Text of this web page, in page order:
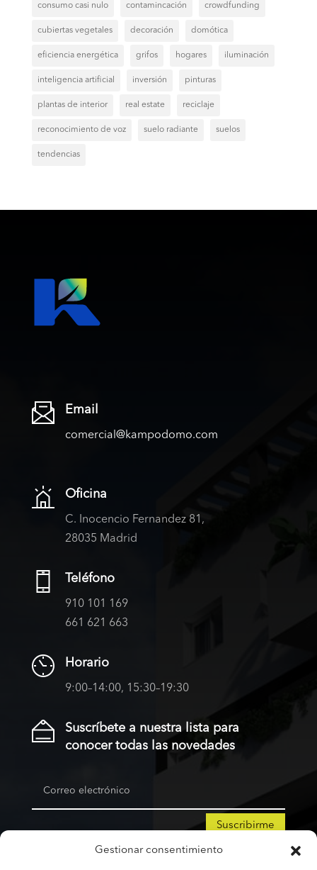
Gestionar consentimiento
consumo casi nulo contamincación crowdfunding
cubiertas vegetales decoración domótica
eficiencia energética grifos hogares iluminación
inteligencia artificial inversión pinturas
plantas de interior real estate reciclaje
reconocimiento de voz suelo radiante suelos
tendencias
Email
comercial@kampodomo.com
Oficina
C. Inocencio Fernandez 81,
28035 Madrid
Teléfono
910 101 169
661 621 663
Horario
9:00–14:00, 15:30–19:30
Suscríbete a nuestra lista para
conocer todas las novedades
Suscribirme